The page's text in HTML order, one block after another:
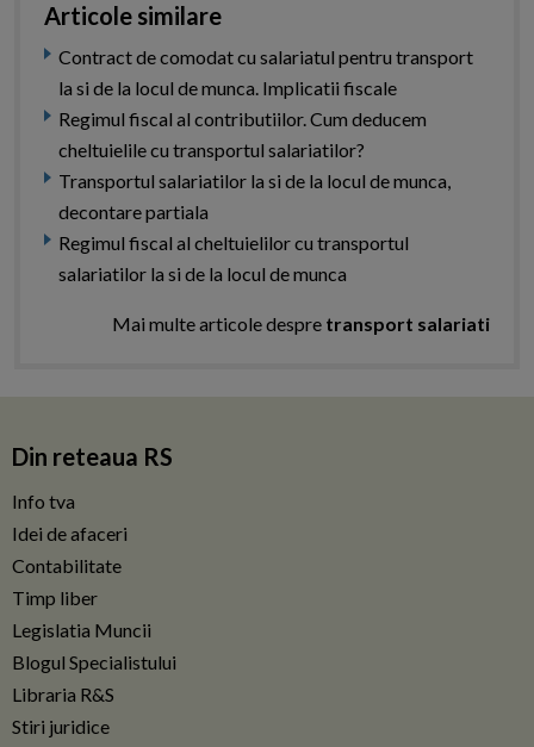
Articole similare
Contract de comodat cu salariatul pentru transport
la si de la locul de munca. Implicatii fiscale
Regimul fiscal al contributiilor. Cum deducem
cheltuielile cu transportul salariatilor?
Transportul salariatilor la si de la locul de munca,
decontare partiala
Regimul fiscal al cheltuielilor cu transportul
salariatilor la si de la locul de munca
Mai multe articole despre transport salariati
Din reteaua RS
Info tva
Idei de afaceri
Contabilitate
Timp liber
Legislatia Muncii
Blogul Specialistului
Libraria R&S
Stiri juridice